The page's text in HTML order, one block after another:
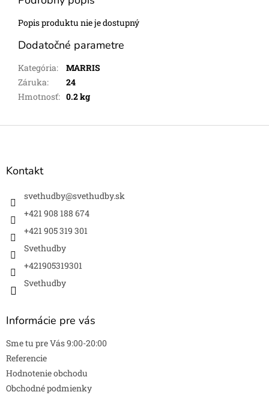
Popis produktu nie je dostupný
Dodatočné parametre
Kategória:
MARRIS
Záruka:
24
Hmotnosť: 0.2 kg
Z
Kontakt
svethudby@svethudby.sk
+421 908 188 674
+421 905 319 301
Svethudby
+421905319301
Svethudby
Informácie pre vás
Sme tu pre Vás 9:00-20:00
Referencie
Hodnotenie obchodu
Obchodné podmienky